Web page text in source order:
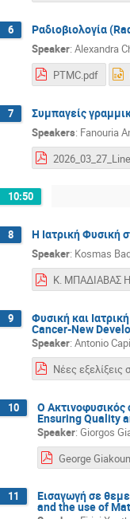
6 Ραδιοβιολογία
Speaker: Alexandra
PTMC.pdf
7 Συμπαγείς
Speakers: Fanouria
10:50
8 Η Ιατρική Φυσική
Speaker: Kosmas
9 Φυσική και
Cancer-New
Speaker: Antonio
10 Ο Ακτινοφυσικός
Ensuring Quality
Speaker: Giorgos
11 Εισαγωγή σε
and the use of